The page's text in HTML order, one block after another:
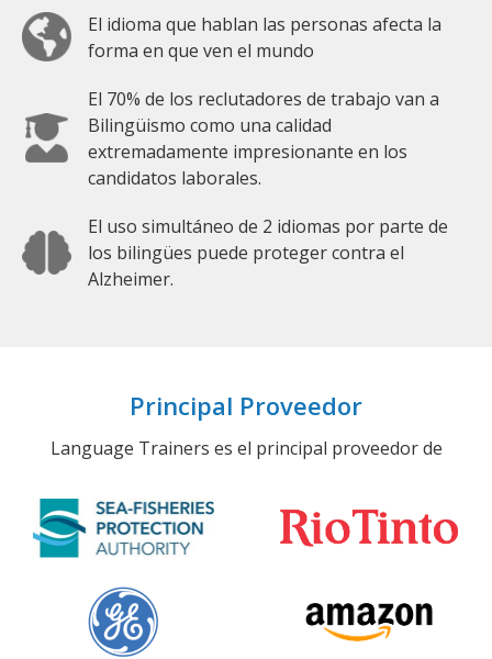
El idioma que hablan las personas afecta la
forma en que ven el mundo
El 70% de los reclutadores de trabajo van a
Bilingüismo como una calidad
extremadamente impresionante en los
candidatos laborales.
El uso simultáneo de 2 idiomas por parte de
los bilingües puede proteger contra el
Alzheimer.
Principal Proveedor
Language Trainers es el principal proveedor de